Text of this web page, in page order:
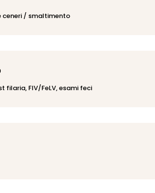
ceneri / smaltimento
filaria, FIV/FeLV, esami feci